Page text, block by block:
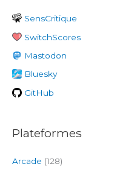
r
c
h
e
r
SensCritique
SwitchScores
Mastodon
Bluesky
GitHub
Plateformes
Arcade (128)